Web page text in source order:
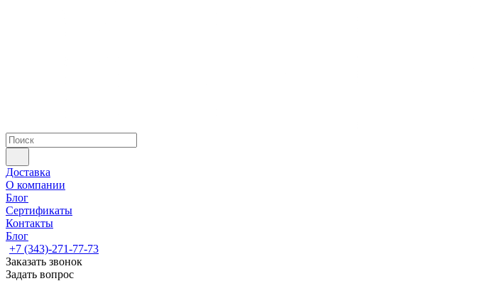
Доставка
О компании
Блог
Сертификаты
Контакты
Блог
+7 (343)-271-77-73
Заказать звонок
Задать вопрос